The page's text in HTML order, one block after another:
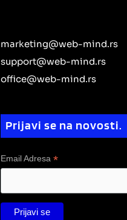
marketing@web-mind.rs
support@web-mind.rs
office@web-mind.rs
Prijavi se na novosti.
Email Adresa *